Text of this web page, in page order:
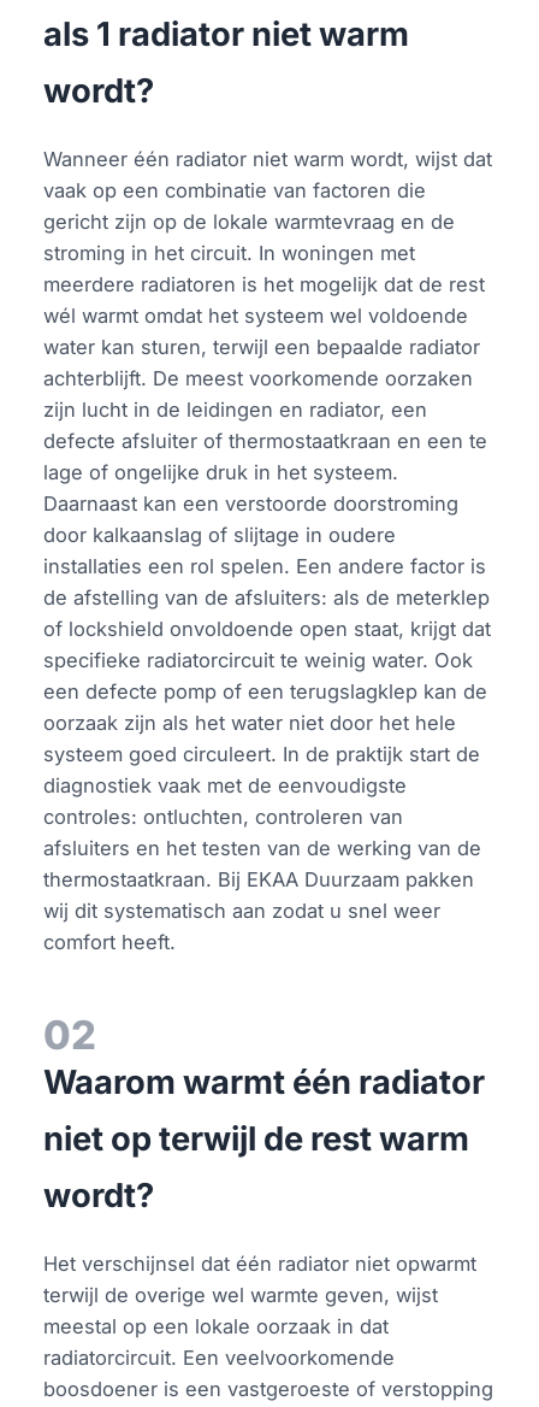
als 1 radiator niet warm
wordt?
Wanneer één radiator niet warm wordt, wijst dat
vaak op een combinatie van factoren die
gericht zijn op de lokale warmtevraag en de
stroming in het circuit. In woningen met
meerdere radiatoren is het mogelijk dat de rest
wél warmt omdat het systeem wel voldoende
water kan sturen, terwijl een bepaalde radiator
achterblijft. De meest voorkomende oorzaken
zijn lucht in de leidingen en radiator, een
defecte afsluiter of thermostaatkraan en een te
lage of ongelijke druk in het systeem.
Daarnaast kan een verstoorde doorstroming
door kalkaanslag of slijtage in oudere
installaties een rol spelen. Een andere factor is
de afstelling van de afsluiters: als de meterklep
of lockshield onvoldoende open staat, krijgt dat
specifieke radiatorcircuit te weinig water. Ook
een defecte pomp of een terugslagklep kan de
oorzaak zijn als het water niet door het hele
systeem goed circuleert. In de praktijk start de
diagnostiek vaak met de eenvoudigste
controles: ontluchten, controleren van
afsluiters en het testen van de werking van de
thermostaatkraan. Bij EKAA Duurzaam pakken
wij dit systematisch aan zodat u snel weer
comfort heeft.
02
Waarom warmt één radiator
niet op terwijl de rest warm
wordt?
Het verschijnsel dat één radiator niet opwarmt
terwijl de overige wel warmte geven, wijst
meestal op een lokale oorzaak in dat
radiatorcircuit. Een veelvoorkomende
boosdoener is een vastgeroeste of verstopping